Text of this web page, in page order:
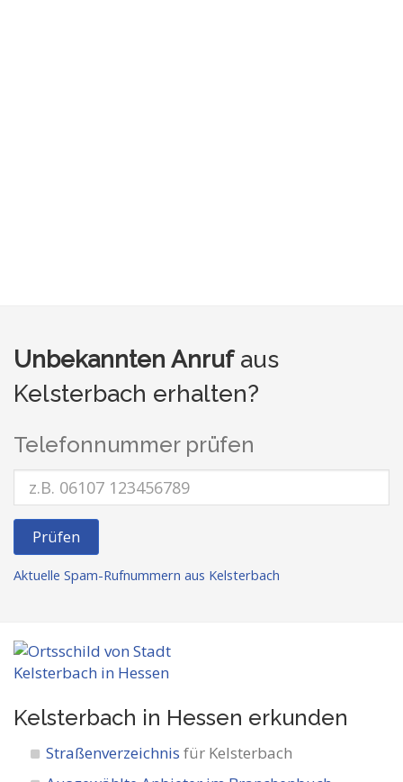
Unbekannten Anrufaus
Kelsterbach erhalten?
Telefonnummer prüfen
Prüfen
Aktuelle Spam-Rufnummern aus Kelsterbach
Kelsterbach in Hessen erkunden
Straßenverzeichnis für Kelsterbach